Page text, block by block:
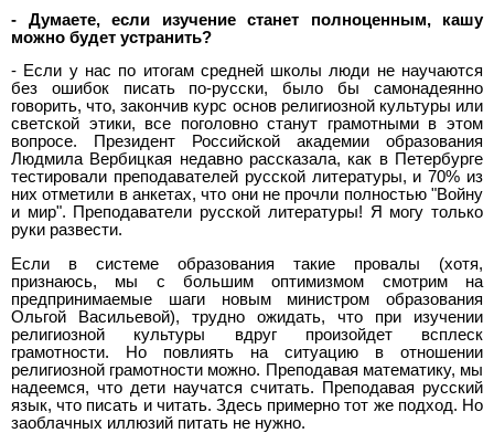
- Думаете, если изучение станет полноценным, кашу
можно будет устранить?
- Если у нас по итогам средней школы люди не научаются
без ошибок писать по-русски, было бы самонадеянно
говорить, что, закончив курс основ религиозной культуры или
светской этики, все поголовно станут грамотными в этом
вопросе. Президент Российской академии образования
Людмила Вербицкая недавно рассказала, как в Петербурге
тестировали преподавателей русской литературы, и 70% из
них отметили в анкетах, что они не прочли полностью "Войну
и мир". Преподаватели русской литературы! Я могу только
руки развести.
Если в системе образования такие провалы (хотя,
признаюсь, мы с большим оптимизмом смотрим на
предпринимаемые шаги новым министром образования
Ольгой Васильевой), трудно ожидать, что при изучении
религиозной культуры вдруг произойдет всплеск
грамотности. Но повлиять на ситуацию в отношении
религиозной грамотности можно. Преподавая математику, мы
надеемся, что дети научатся считать. Преподавая русский
язык, что писать и читать. Здесь примерно тот же подход. Но
заоблачных иллюзий питать не нужно.